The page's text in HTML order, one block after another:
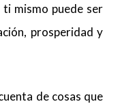
mismo puede ser
prosperidad y
de cosas que